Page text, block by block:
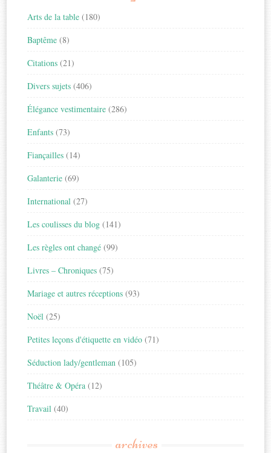
Arts de la table (180)
Baptême (8)
Citations (21)
Divers sujets (406)
Élégance vestimentaire (286)
Enfants (73)
Fiançailles (14)
Galanterie (69)
International (27)
Les coulisses du blog (141)
Les règles ont changé (99)
Livres – Chroniques (75)
Mariage et autres réceptions (93)
Noël (25)
Petites leçons d'étiquette en vidéo (71)
Séduction lady/gentleman (105)
Théâtre & Opéra (12)
Travail (40)
archives